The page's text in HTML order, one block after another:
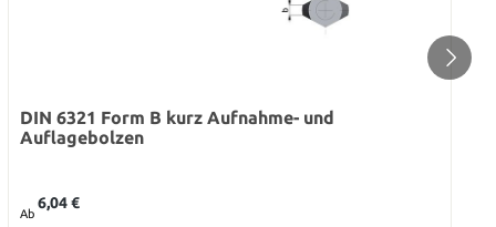
DIN 6321 Form B kurz Aufnahme- und
Auflagebolzen
Ab
6,04 €